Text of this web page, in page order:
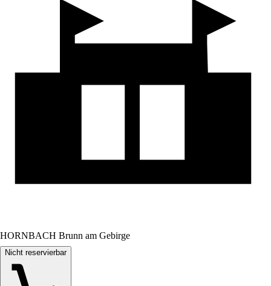
HORNBACH Brunn am Gebirge
Nicht reservierbar